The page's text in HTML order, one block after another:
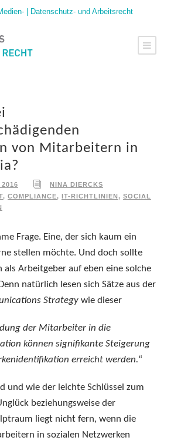
| Datenschutz- und Arbeitsrecht
von Mitarbeitern in
2016
NINA DIERCKS
, COMPLIANCE, IT-RICHTLINIEN , SOCIAL
Frage. Eine, der sich kaum ein
stellen möchte. Und doch sollte
als Arbeitgeber auf eben eine solche
natürlich lesen sich Sätze aus der
Strategy wie dieser
der Mitarbeiter in die
können signifikante Steigerung
erreicht werden.“
und wie der leichte Schlüssel zum
beziehungsweise der
liegt nicht fern, wenn die
in sozialen Netzwerken